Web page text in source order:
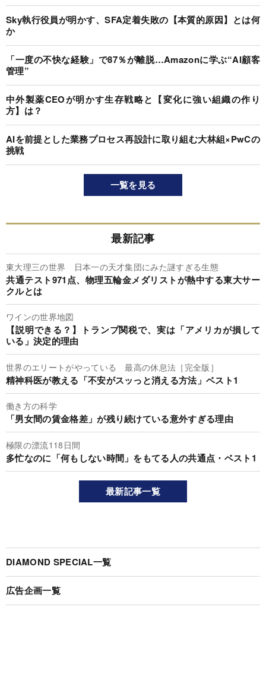
Sky執行役員が明かす、SFA定着失敗の【本質的原因】とは何
か
「一度の不快な経験」で87％が離脱…Amazonに学ぶ“AI顧客
管理”
中外製薬CEOが明かす生存戦略と【変化に強い組織の作り
方】は？
AIを前提とした業務プロセス再設計に取り組む大林組×PwCの
挑戦
一覧を見る
最新記事
東大理三の世界 日本一の天才集団にみた謎すぎる生態
共通テスト971点、物理五輪金メダリストが熱中する東大サー
クルとは
ワインの世界地図
【説明できる？】トランプ関税で、実は「アメリカが損して
いる」決定的理由
世界のエリートがやっている 最高の休息法［完全版］
精神科医が教える「不安がスッっと消える方法」ベスト1
働き方の科学
「男女間の賃金格差」が残り続けている意外すぎる理由
極限の漂流118日間
多忙なのに「何もしない時間」をもてる人の共通点・ベスト1
最新記事一覧
DIAMOND SPECIAL一覧
広告企画一覧